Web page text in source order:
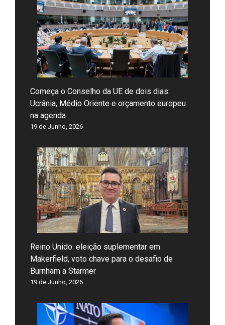
Começa o Conselho da UE de dois dias:
Ucrânia, Médio Oriente e orçamento europeu
na agenda
19 de Junho, 2026
Reino Unido: eleição suplementar em
Makerfield, voto chave para o desafio de
Burnham a Starmer
19 de Junho, 2026